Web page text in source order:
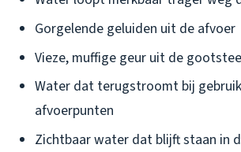
Gorgelende geluiden uit de afvoer
Vieze, muffige geur uit de
Water dat terugstroomt bij
afvoerpunten
Zichtbaar water dat blijft staan in